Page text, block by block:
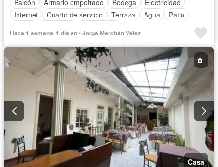
Balcón
Armario empotrado Bodega
Electricidad
Internet
Cuarto de servicio Terraza Agua
Patio
Hace 1 semana, 1 día en - Jorge Merchán Vélez
Casa